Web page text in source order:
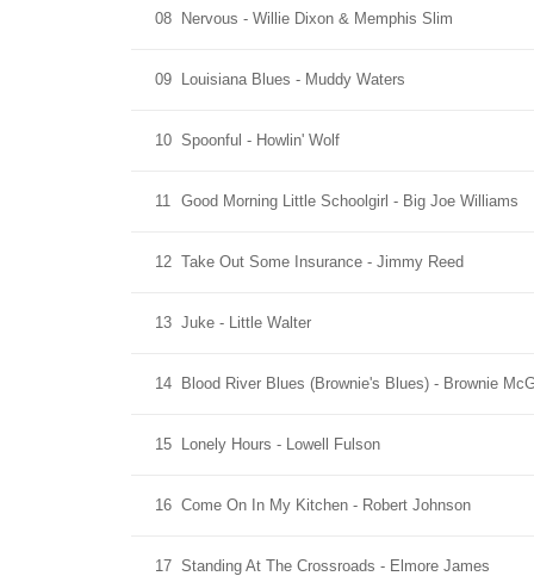
08 Nervous - Willie Dixon & Memphis Slim
09 Louisiana Blues - Muddy Waters
10 Spoonful - Howlin' Wolf
11 Good Morning Little Schoolgirl - Big Joe Williams
12 Take Out Some Insurance - Jimmy Reed
13 Juke - Little Walter
14 Blood River Blues (Brownie's Blues) - Brownie
15 Lonely Hours - Lowell Fulson
16 Come On In My Kitchen - Robert Johnson
17 Standing At The Crossroads - Elmore James